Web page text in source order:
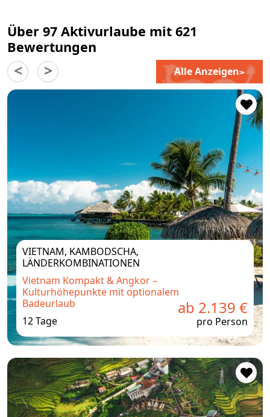
Über 97 Aktivurlaube mit 621
Bewertungen
Alle Anzeigen>>
VIETNAM, KAMBODSCHA,
LÄNDERKOMBINATIONEN
Vietnam Kompakt & Angkor –
Kulturhöhepunkte mit optionalem
Badeurlaub
12 Tage
ab 2.139 €
pro Person